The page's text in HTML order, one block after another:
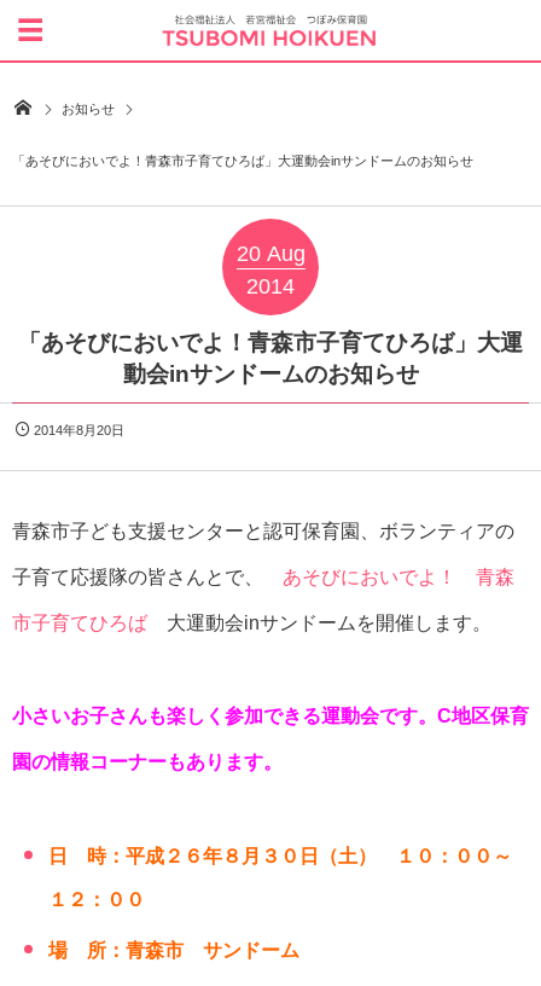
お知らせ
「あそびにおいでよ！青森市子育てひろば」大運動会inサンドームのお知らせ
20 Aug
2014
「あそびにおいでよ！青森市子育てひろば」大運
動会inサンドームのお知らせ
2014年8月20日
青森市子ども支援センターと認可保育園、ボランティアの
子育て応援隊の皆さんとで、 あそびにおいでよ！ 青森
市子育てひろば 大運動会inサンドームを開催します。
小さいお子さんも楽しく参加できる運動会です。C地区保育
園の情報コーナーもあります。
日 時：平成２６年８月３０日（土） １０：００～
１２：００
場 所：青森市 サンドーム